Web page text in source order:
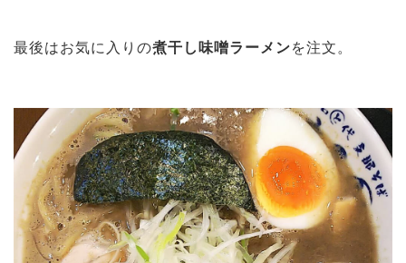
最後はお気に入りの煮干し味噌ラーメンを注文。